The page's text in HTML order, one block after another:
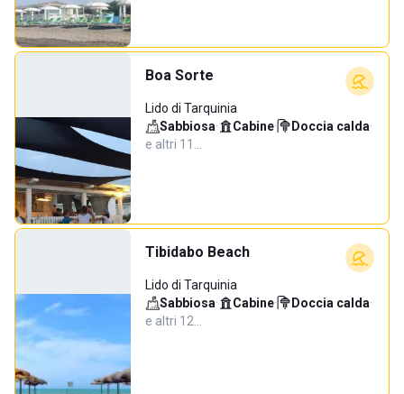
Boa Sorte
Lido di Tarquinia
Sabbiosa· Cabine· Doccia calda·
e altri 11…
Tibidabo Beach
Lido di Tarquinia
Sabbiosa· Cabine· Doccia calda·
e altri 12…